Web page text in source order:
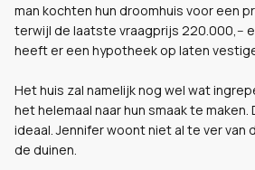
man kochten hun droomhuis voor een
terwijl de laatste vraagprijs 220.000,--
heeft er een hypotheek op laten
Het huis zal namelijk nog wel wat
het helemaal naar hun smaak te
ideaal. Jennifer woont niet al te ver van
de duinen.